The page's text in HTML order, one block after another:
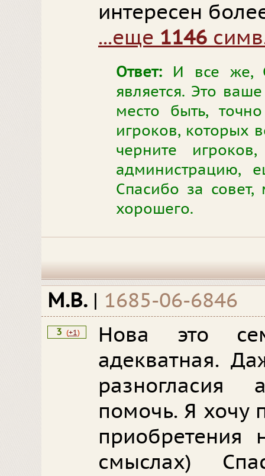
интересен
...еще 1146
Ответ: И все же,
является. Это
место быть,
игроков, которых
черните
администрацию,
Спасибо за
хорошего.
M.B. | 1685-06-6846
3 (+1)
Нова это
адекватная.
разногласия
помочь. Я хочу
приобретения
смыслах)